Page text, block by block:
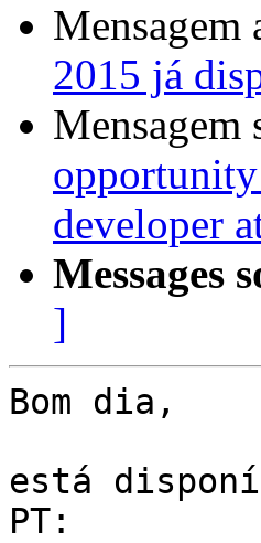
Mensagem
2015 já
Mensagem
developer
Messages
]
Bom dia,
está
PT: